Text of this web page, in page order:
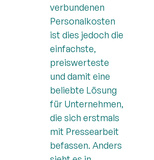
verbundenen
Personalkosten
ist dies jedoch die
einfachste,
preiswerteste
und damit eine
beliebte Lösung
für Unternehmen,
die sich erstmals
mit Pressearbeit
befassen. Anders